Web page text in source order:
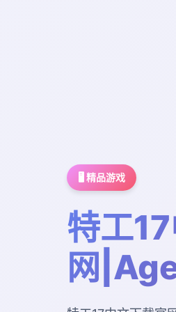
🖥️ 精品游戏
特工
网